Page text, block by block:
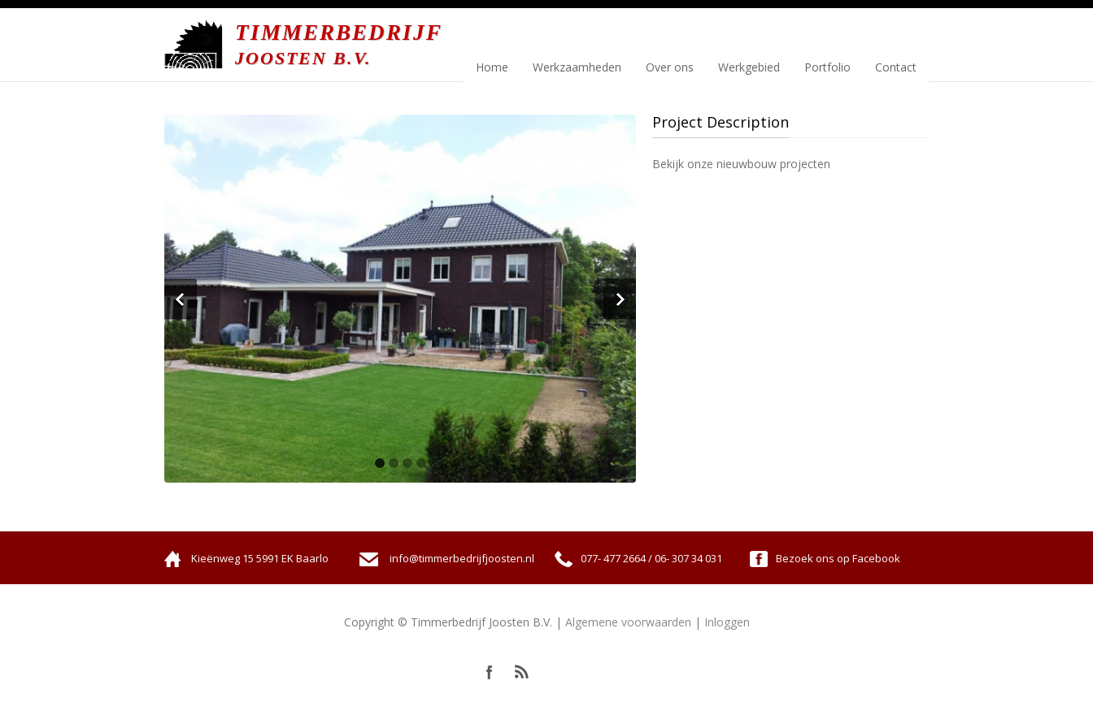
TIMMERBEDRIJF
JOOSTEN B.V. Home Werkzaamheden Over ons Werkgebied Portfolio Contact
Project Description
Bekijk onze nieuwbouw projecten
Kieënweg 15 5991 EK Baarlo info@timmerbedrijfjoosten.nl 077- 477 2664 / 06- 307 34 031 Bezoek ons op Facebook
Copyright © Timmerbedrijf Joosten B.V. | Algemene voorwaarden | Inloggen